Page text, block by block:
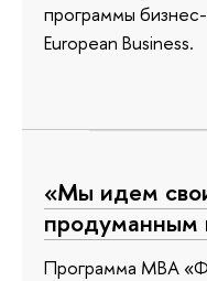
программы
European Business.
«Мы идем
продуманным
Программа МВА